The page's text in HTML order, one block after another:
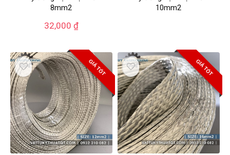
8mm2
32,000 ₫
10mm2
GIÁ TỐT GIÁ TỐT